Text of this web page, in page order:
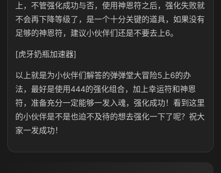
上，不管强化成功与否，使用神恩符之后，强化失败就
不会再下降等级了，是一个十分关键的道具，如果没有
足够的神恩符，建议小伙伴们还是不要去上6。
[虎牙奶瓶加速器]
以上就是为小伙伴们解答的弹弹堂大冒险5上6的办
法，最好是使用444的强化组合，加上幸运符和神恩
符，准备充分一定能够一发入魂，强化成功！看到这里
的小伙伴是不是也迫不及待的想去强化一下了呢？祝大
家一发成功！